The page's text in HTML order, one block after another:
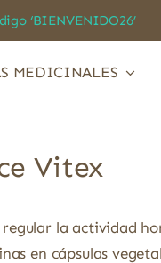
MEDICINALES
Vitex
la actividad
en cápsulas